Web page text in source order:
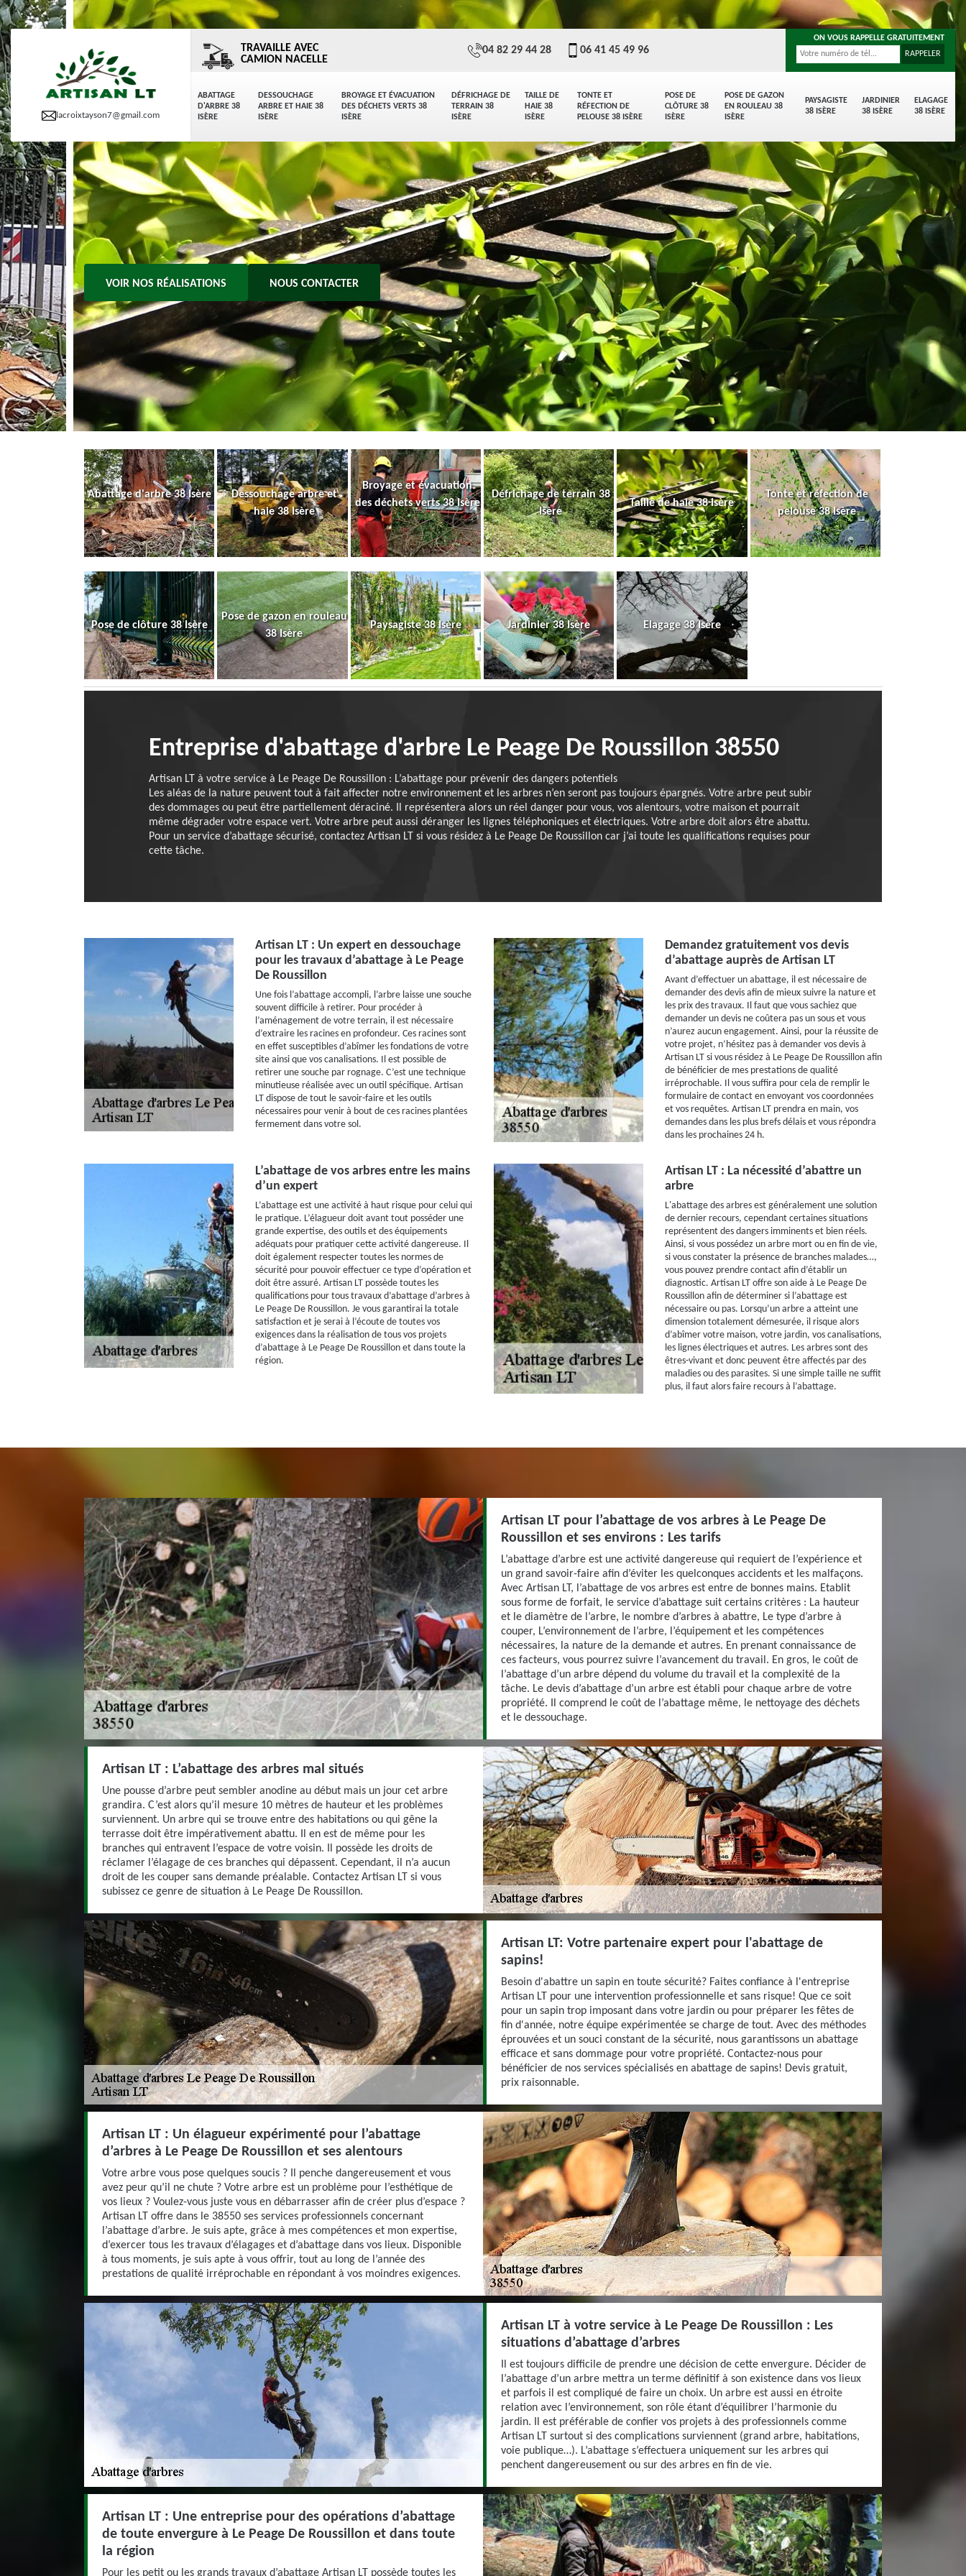
lacroixtayson7@gmail.com
ABATTAGE
D'ARBRE 38
ISÈRE
DESSOUCHAGE
ARBRE ET HAIE 38
ISÈRE
BROYAGE ET ÉVACUATION
DES DÉCHETS VERTS 38
ISÈRE
DÉFRICHAGE DE
TERRAIN 38
ISÈRE
TAILLE DE
HAIE 38
ISÈRE
TONTE ET
RÉFECTION DE
PELOUSE 38 ISÈRE
POSE DE
CLÔTURE 38
ISÈRE
POSE DE GAZON
EN ROULEAU 38
ISÈRE
PAYSAGISTE
38 ISÈRE
JARDINIER
38 ISÈRE
ELAGAGE
38 ISÈRE
TRAVAILLE AVEC
CAMION NACELLE
04 82 29 44 28 06 41 45 49 96
ON VOUS RAPPELLE GRATUITEMENT
VOIR NOS RÉALISATIONS NOUS CONTACTER
Abattage d'arbre 38 Isère
Dessouchage arbre et
haie 38 Isère
Broyage et évacuation
des déchets verts 38 Isère
Défrichage de terrain 38
Isère
Taille de haie 38 Isère
Tonte et réfection de
pelouse 38 Isère
Pose de clôture 38 Isère
Pose de gazon en rouleau
38 Isère
Paysagiste 38 Isère Jardinier 38 Isère Elagage 38 Isère
Entreprise d'abattage d'arbre Le Peage De Roussillon 38550
Artisan LT à votre service à Le Peage De Roussillon : L’abattage pour prévenir des dangers potentiels
Les aléas de la nature peuvent tout à fait affecter notre environnement et les arbres n’en seront pas toujours épargnés. Votre arbre peut subir
des dommages ou peut être partiellement déraciné. Il représentera alors un réel danger pour vous, vos alentours, votre maison et pourrait
même dégrader votre espace vert. Votre arbre peut aussi déranger les lignes téléphoniques et électriques. Votre arbre doit alors être abattu.
Pour un service d’abattage sécurisé, contactez Artisan LT si vous résidez à Le Peage De Roussillon car j’ai toute les qualifications requises pour
cette tâche.
Artisan LT : Un expert en dessouchage
pour les travaux d’abattage à Le Peage
De Roussillon
Une fois l’abattage accompli, l’arbre laisse une souche
souvent difficile à retirer. Pour procéder à
l’aménagement de votre terrain, il est nécessaire
d’extraire les racines en profondeur. Ces racines sont
en effet susceptibles d’abîmer les fondations de votre
site ainsi que vos canalisations. Il est possible de
retirer une souche par rognage. C’est une technique
minutieuse réalisée avec un outil spécifique. Artisan
LT dispose de tout le savoir-faire et les outils
nécessaires pour venir à bout de ces racines plantées
fermement dans votre sol.
Demandez gratuitement vos devis
d’abattage auprès de Artisan LT
Avant d’effectuer un abattage, il est nécessaire de
demander des devis afin de mieux suivre la nature et
les prix des travaux. Il faut que vous sachiez que
demander un devis ne coûtera pas un sous et vous
n’aurez aucun engagement. Ainsi, pour la réussite de
votre projet, n’hésitez pas à demander vos devis à
Artisan LT si vous résidez à Le Peage De Roussillon afin
de bénéficier de mes prestations de qualité
irréprochable. Il vous suffira pour cela de remplir le
formulaire de contact en envoyant vos coordonnées
et vos requêtes. Artisan LT prendra en main, vos
demandes dans les plus brefs délais et vous répondra
dans les prochaines 24 h.
L’abattage de vos arbres entre les mains
d’un expert
L’abattage est une activité à haut risque pour celui qui
le pratique. L’élagueur doit avant tout posséder une
grande expertise, des outils et des équipements
adéquats pour pratiquer cette activité dangereuse. Il
doit également respecter toutes les normes de
sécurité pour pouvoir effectuer ce type d’opération et
doit être assuré. Artisan LT possède toutes les
qualifications pour tous travaux d’abattage d’arbres à
Le Peage De Roussillon. Je vous garantirai la totale
satisfaction et je serai à l’écoute de toutes vos
exigences dans la réalisation de tous vos projets
d’abattage à Le Peage De Roussillon et dans toute la
région.
Artisan LT : La nécessité d’abattre un
arbre
L'abattage des arbres est généralement une solution
de dernier recours, cependant certaines situations
représentent des dangers imminents et bien réels.
Ainsi, si vous possédez un arbre mort ou en fin de vie,
si vous constater la présence de branches malades…,
vous pouvez prendre contact afin d’établir un
diagnostic. Artisan LT offre son aide à Le Peage De
Roussillon afin de déterminer si l’abattage est
nécessaire ou pas. Lorsqu’un arbre a atteint une
dimension totalement démesurée, il risque alors
d’abîmer votre maison, votre jardin, vos canalisations,
les lignes électriques et autres. Les arbres sont des
êtres-vivant et donc peuvent être affectés par des
maladies ou des parasites. Si une simple taille ne suffit
plus, il faut alors faire recours à l’abattage.
Artisan LT pour l’abattage de vos arbres à Le Peage De
Roussillon et ses environs : Les tarifs
L’abattage d’arbre est une activité dangereuse qui requiert de l’expérience et
un grand savoir-faire afin d’éviter les quelconques accidents et les malfaçons.
Avec Artisan LT, l’abattage de vos arbres est entre de bonnes mains. Etablit
sous forme de forfait, le service d’abattage suit certains critères : La hauteur
et le diamètre de l’arbre, le nombre d’arbres à abattre, Le type d’arbre à
couper, L’environnement de l’arbre, l’équipement et les compétences
nécessaires, la nature de la demande et autres. En prenant connaissance de
ces facteurs, vous pourrez suivre l’avancement du travail. En gros, le coût de
l’abattage d’un arbre dépend du volume du travail et la complexité de la
tâche. Le devis d’abattage d’un arbre est établi pour chaque arbre de votre
propriété. Il comprend le coût de l’abattage même, le nettoyage des déchets
et le dessouchage.
Artisan LT : L’abattage des arbres mal situés
Une pousse d’arbre peut sembler anodine au début mais un jour cet arbre
grandira. C’est alors qu’il mesure 10 mètres de hauteur et les problèmes
surviennent. Un arbre qui se trouve entre des habitations ou qui gêne la
terrasse doit être impérativement abattu. Il en est de même pour les
branches qui entravent l’espace de votre voisin. Il possède les droits de
réclamer l’élagage de ces branches qui dépassent. Cependant, il n’a aucun
droit de les couper sans demande préalable. Contactez Artisan LT si vous
subissez ce genre de situation à Le Peage De Roussillon.
Artisan LT: Votre partenaire expert pour l'abattage de
sapins!
Besoin d'abattre un sapin en toute sécurité? Faites confiance à l'entreprise
Artisan LT pour une intervention professionnelle et sans risque! Que ce soit
pour un sapin trop imposant dans votre jardin ou pour préparer les fêtes de
fin d'année, notre équipe expérimentée se charge de tout. Avec des méthodes
éprouvées et un souci constant de la sécurité, nous garantissons un abattage
efficace et sans dommage pour votre propriété. Contactez-nous pour
bénéficier de nos services spécialisés en abattage de sapins! Devis gratuit,
prix raisonnable.
Artisan LT : Un élagueur expérimenté pour l’abattage
d’arbres à Le Peage De Roussillon et ses alentours
Votre arbre vous pose quelques soucis ? Il penche dangereusement et vous
avez peur qu’il ne chute ? Votre arbre est un problème pour l’esthétique de
vos lieux ? Voulez-vous juste vous en débarrasser afin de créer plus d’espace ?
Artisan LT offre dans le 38550 ses services professionnels concernant
l’abattage d’arbre. Je suis apte, grâce à mes compétences et mon expertise,
d’exercer tous les travaux d’élagages et d’abattage dans vos lieux. Disponible
à tous moments, je suis apte à vous offrir, tout au long de l’année des
prestations de qualité irréprochable en répondant à vos moindres exigences.
Artisan LT à votre service à Le Peage De Roussillon : Les
situations d’abattage d’arbres
Il est toujours difficile de prendre une décision de cette envergure. Décider de
l’abattage d’un arbre mettra un terme définitif à son existence dans vos lieux
et parfois il est compliqué de faire un choix. Un arbre est aussi en étroite
relation avec l’environnement, son rôle étant d’équilibrer l’harmonie du
jardin. Il est préférable de confier vos projets à des professionnels comme
Artisan LT surtout si des complications surviennent (grand arbre, habitations,
voie publique…). L’abattage s’effectuera uniquement sur les arbres qui
penchent dangereusement ou sur des arbres en fin de vie.
Artisan LT : Une entreprise pour des opérations d’abattage
de toute envergure à Le Peage De Roussillon et dans toute
la région
Pour les petit ou les grands travaux d’abattage Artisan LT possède toutes les